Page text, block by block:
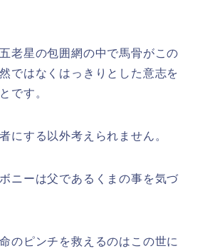
老星の包囲網の中で馬骨がこの
ではなくはっきりとした意志を
です。
にする以外考えられません。
ニーは父であるくまの事を気づ
のピンチを救えるのはこの世に